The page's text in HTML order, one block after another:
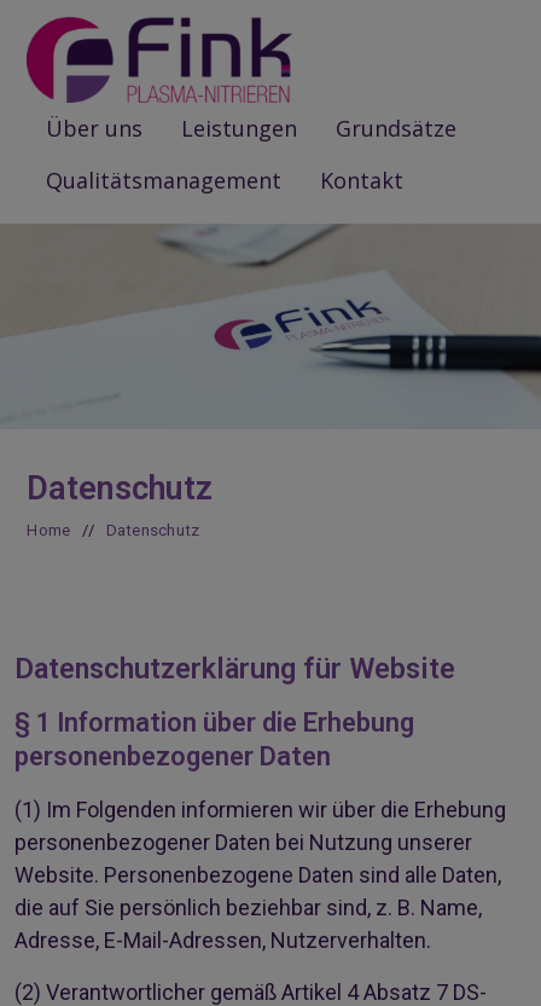
Über uns Leistungen
Grundsätze
Qualitätsmanagement
Kontakt
Datenschutz
Home // Datenschutz
Datenschutzerklärung für Website
§ 1 Information über die Erhebung
personenbezogener Daten
(1) Im Folgenden informieren wir über die Erhebung
personenbezogener Daten bei Nutzung unserer
Website. Personenbezogene Daten sind alle Daten,
die auf Sie persönlich beziehbar sind, z. B. Name,
Adresse, E-Mail-Adressen, Nutzerverhalten.
(2) Verantwortlicher gemäß Artikel 4 Absatz 7 DS-